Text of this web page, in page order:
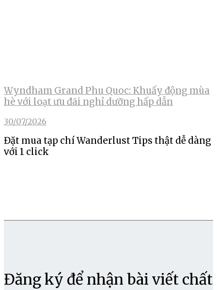
Wyndham Grand Phu Quoc: Khuấy động mùa
hè với loạt ưu đãi nghỉ dưỡng hấp dẫn
30/07/2026
Đặt mua tạp chí Wanderlust Tips thật dễ dàng
với 1 click
Đăng ký để nhận bài viết chất